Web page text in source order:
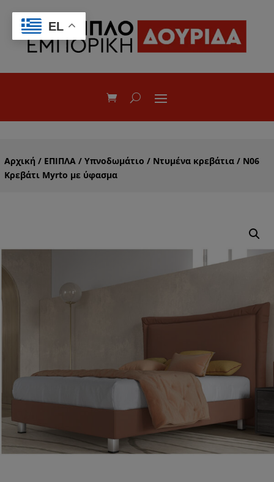
Αρχική / ΕΠΙΠΛΑ / Υπνοδωμάτιο / Nτυμένα κρεβάτια / N06
Κρεβάτι Myrto με ύφασμα
EL